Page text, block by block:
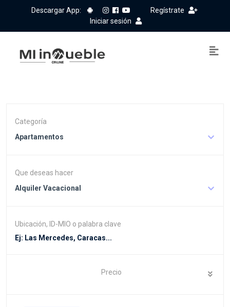
Descargar App:
Regístrate
Iniciar sesión
Categoría
Apartamentos
Que deseas hacer
Alquiler Vacacional
Ubicación, ID-MIO o palabra clave
Precio